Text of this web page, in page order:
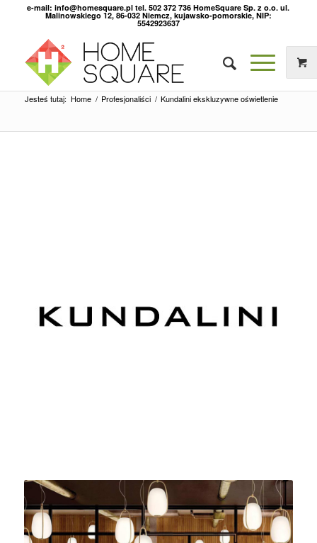
e-mail: info@homesquare.pl tel. 502 372 736 HomeSquare Sp. z o.o. ul.
Malinowskiego 12, 86-032 Niemcz, kujawsko-pomorskie, NIP:
5542923637
Jesteś tutaj: Home / Profesjonaliści / Kundalini ekskluzywne oświetlenie